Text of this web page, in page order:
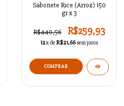
Sabonete Rice (Arroz) 150
gr x 3
R$440,56 R$259,93
12x de R$21,66 sem juros